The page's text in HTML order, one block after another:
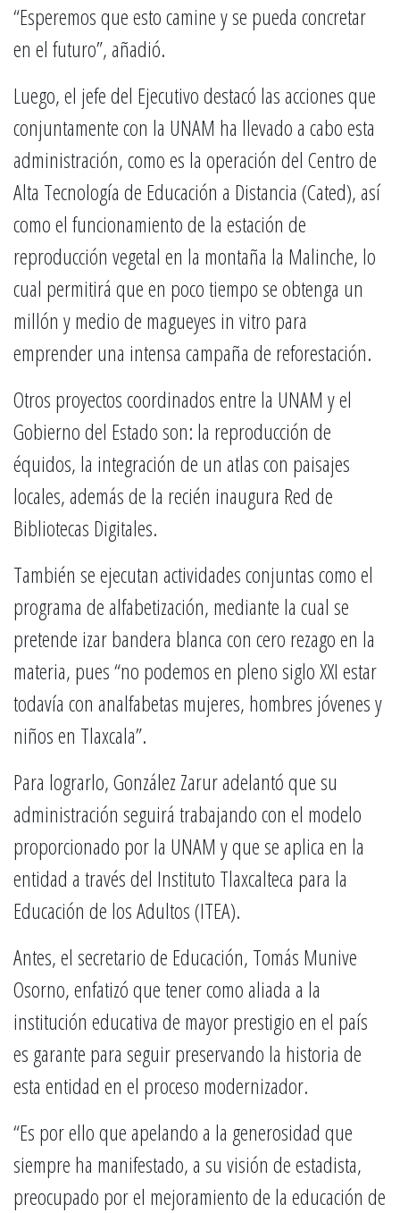
“Esperemos que esto camine y se pueda concretar
en el futuro”, añadió.
Luego, el jefe del Ejecutivo destacó las acciones que
conjuntamente con la UNAM ha llevado a cabo esta
administración, como es la operación del Centro de
Alta Tecnología de Educación a Distancia (Cated), así
como el funcionamiento de la estación de
reproducción vegetal en la montaña la Malinche, lo
cual permitirá que en poco tiempo se obtenga un
millón y medio de magueyes in vitro para
emprender una intensa campaña de reforestación.
Otros proyectos coordinados entre la UNAM y el
Gobierno del Estado son: la reproducción de
équidos, la integración de un atlas con paisajes
locales, además de la recién inaugura Red de
Bibliotecas Digitales.
También se ejecutan actividades conjuntas como el
programa de alfabetización, mediante la cual se
pretende izar bandera blanca con cero rezago en la
materia, pues “no podemos en pleno siglo XXI estar
todavía con analfabetas mujeres, hombres jóvenes y
niños en Tlaxcala”.
Para lograrlo, González Zarur adelantó que su
administración seguirá trabajando con el modelo
proporcionado por la UNAM y que se aplica en la
entidad a través del Instituto Tlaxcalteca para la
Educación de los Adultos (ITEA).
Antes, el secretario de Educación, Tomás Munive
Osorno, enfatizó que tener como aliada a la
institución educativa de mayor prestigio en el país
es garante para seguir preservando la historia de
esta entidad en el proceso modernizador.
“Es por ello que apelando a la generosidad que
siempre ha manifestado, a su visión de estadista,
preocupado por el mejoramiento de la educación de